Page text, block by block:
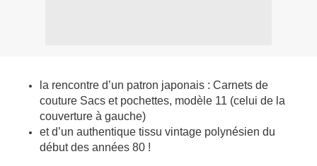
la rencontre d’un patron japonais : Carnets de
couture Sacs et pochettes, modèle 11 (celui de la
couverture à gauche)
et d’un authentique tissu vintage polynésien du
début des années 80 !